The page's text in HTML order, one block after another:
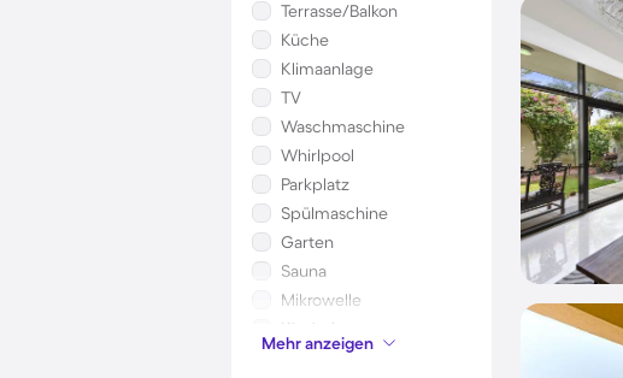
Terrasse/Balkon
Küche
Klimaanlage
TV
Waschmaschine
Whirlpool
Parkplatz
Spülmaschine
Garten
Sauna
Mikrowelle
Kinderbett
Kamin/Ofen
Mehr anzeigen